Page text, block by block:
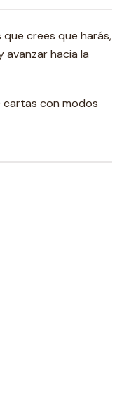
crees que harás,
hacia la
cartas con modos